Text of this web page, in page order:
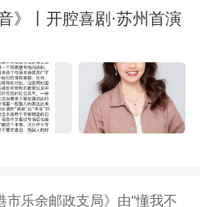
》丨开腔喜剧·苏州首演
市乐余邮政支局》由"懂我不